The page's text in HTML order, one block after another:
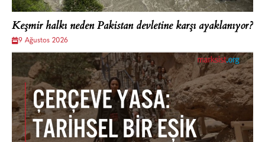
Keşmir halkı neden Pakistan devletine karşı ayaklanıyor?
9 Ağustos 2026